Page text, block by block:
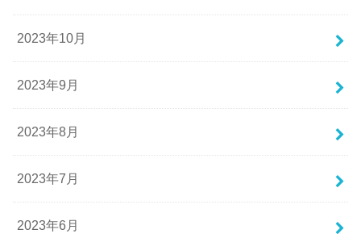
2023年10月
2023年9月
2023年8月
2023年7月
2023年6月